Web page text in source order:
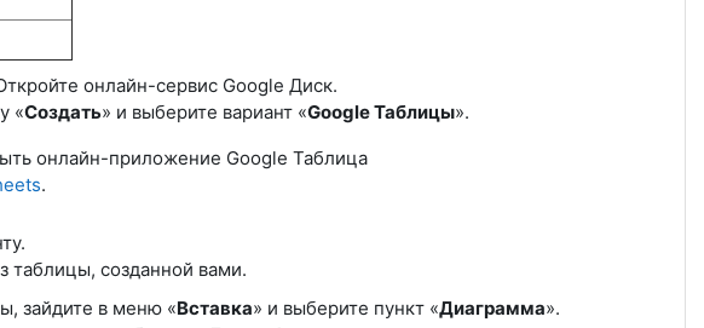
онлайн-сервис Google Диск.
«Создать» и выберите вариант «Google Таблицы».
онлайн-приложение Google Таблица
.
таблицы, созданной вами.
зайдите в меню «Вставка» и выберите пункт «Диаграмма».